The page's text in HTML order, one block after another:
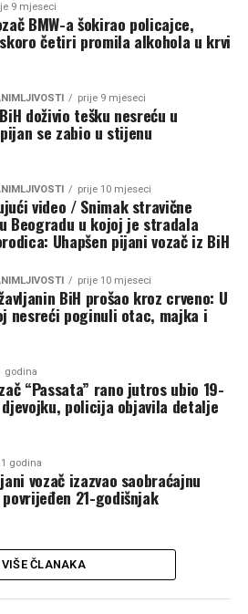
9 mjeseci
BMW-a šokirao policajce,
četiri promila alkohola u krvi
prije 9 mjeseci
doživio tešku nesreću u
se zabio u stijenu
prije 10 mjeseci
video / Snimak stravične
Beogradu u kojoj je stradala
Uhapšen pijani vozač iz BiH
prije 10 mjeseci
BiH prošao kroz crveno: U
nesreći poginuli otac, majka i
godina
“Passata” rano jutros ubio 19-
policija objavila detalje
godina
vozač izazvao saobraćajnu
21-godišnjak
VIŠE ČLANAKA